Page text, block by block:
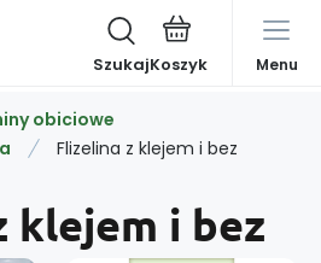
Szukaj Menu
obiciowe
Flizelina z klejem i bez
klejem i bez